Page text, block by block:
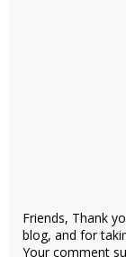
Friends, Thank
blog, and for
Your comment